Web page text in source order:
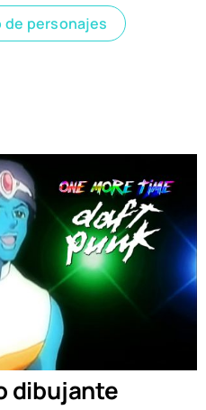
de personajes
dibujante